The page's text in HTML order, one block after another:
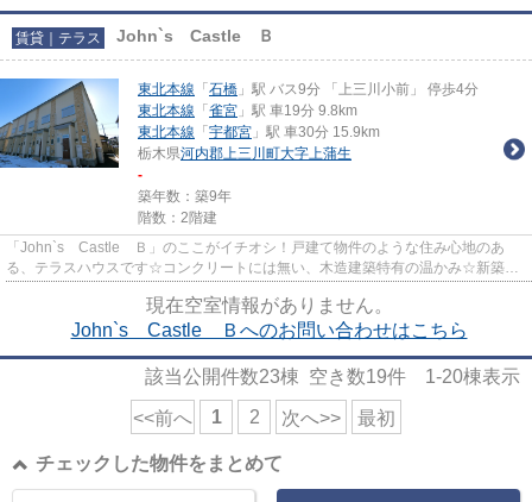
賃貸｜テラス John`s Castle Ｂ
東北本線 「 石橋 」駅 バス9分 「上三川小前」 停歩4分
東北本線 「 雀宮 」駅 車19分 9.8km
東北本線 「 宇都宮 」駅 車30分 15.9km
栃木県河内郡上三川町大字上蒲生
-
築年数：築9年
階数：2階建
「John`s Castle Ｂ」のここがイチオシ！戸建て物件のような住み心地のあ
る、テラスハウスです☆コンクリートには無い、木造建築特有の温かみ☆新築な
現在空室情報がありません。
John`s Castle Ｂへのお問い合わせはこちら
該当公開件数23棟 空き数19件 1-20棟表示
<<前へ 1 2 次へ>> 最初
チェックした物件をまとめて